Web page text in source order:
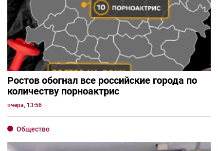
Ростов обогнал все российские города по
количеству порноактрис
вчера, 13:56
Общество